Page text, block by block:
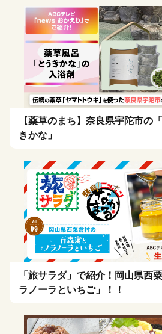
【薬草のまち】奈良県宇陀市の
きかな」
「旅サラダ」で紹介！岡山県西
ラノーラといちご」！！